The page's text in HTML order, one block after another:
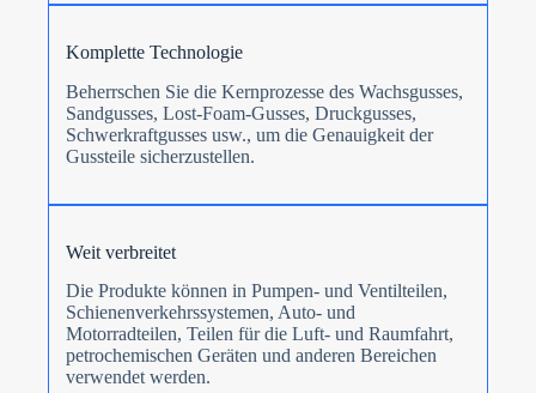
Komplette Technologie
Beherrschen Sie die Kernprozesse des Wachsgusses,
Sandgusses, Lost-Foam-Gusses, Druckgusses,
Schwerkraftgusses usw., um die Genauigkeit der
Gussteile sicherzustellen.
Weit verbreitet
Die Produkte können in Pumpen- und Ventilteilen,
Schienenverkehrssystemen, Auto- und
Motorradteilen, Teilen für die Luft- und Raumfahrt,
petrochemischen Geräten und anderen Bereichen
verwendet werden.